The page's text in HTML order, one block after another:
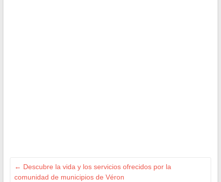
← Descubre la vida y los servicios ofrecidos por la
comunidad de municipios de Véron